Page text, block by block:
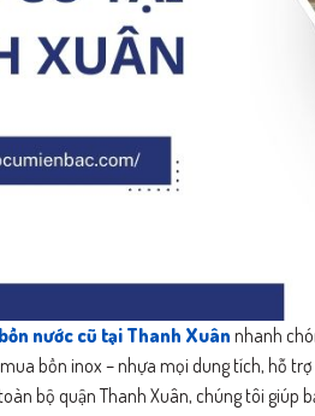
nước cũ tại Thanh Xuânnhanh
bồn inox – nhựa mọi dung tích, hỗ
bộ quận Thanh Xuân, chúng tôi giúp